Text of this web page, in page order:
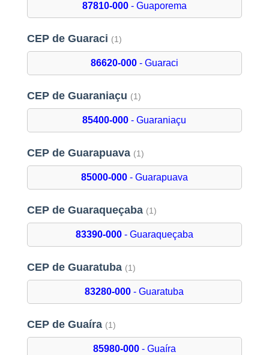
87810-000- Guaporema
CEP de Guaraci (1)
86620-000- Guaraci
CEP de Guaraniaçu (1)
85400-000 - Guaraniaçu
CEP de Guarapuava (1)
85000-000- Guarapuava
CEP de Guaraqueçaba (1)
83390-000- Guaraqueçaba
CEP de Guaratuba (1)
83280-000 - Guaratuba
CEP de Guaíra (1)
85980-000- Guaíra